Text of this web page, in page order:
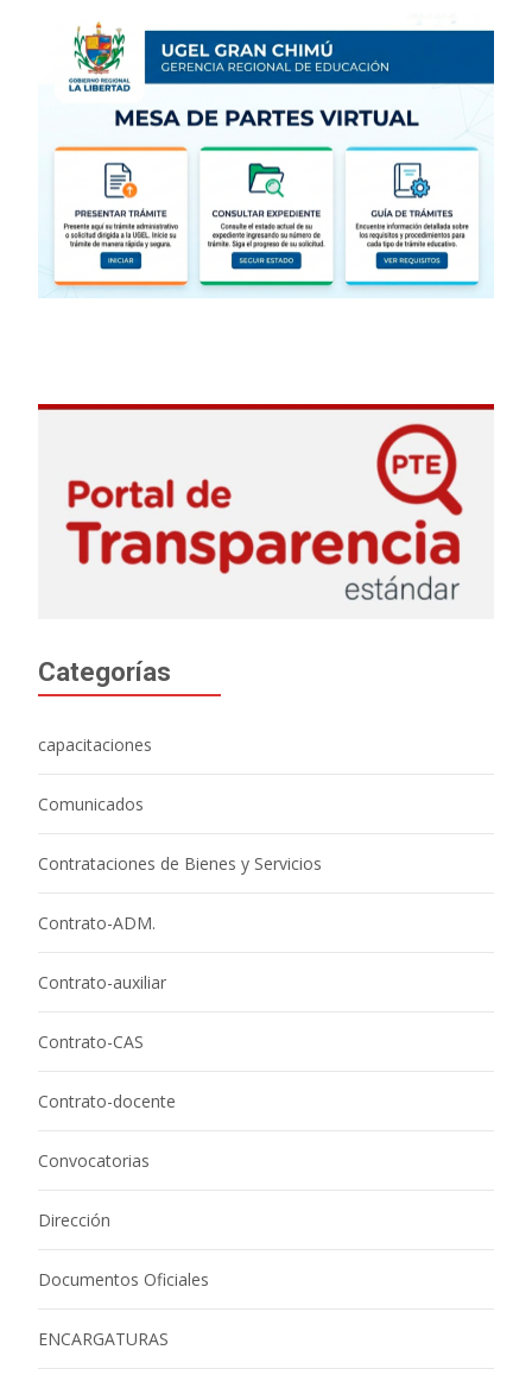
de
entradas
Categorías
capacitaciones
Comunicados
Contrataciones de Bienes y Servicios
Contrato-ADM.
Contrato-auxiliar
Contrato-CAS
Contrato-docente
Convocatorias
Dirección
Documentos Oficiales
ENCARGATURAS